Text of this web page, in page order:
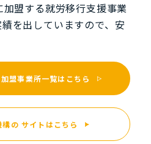
加盟する就労移⾏⽀援事業
を出していますので、安
加盟事業所一覧はこちら
構の サイトはこちら